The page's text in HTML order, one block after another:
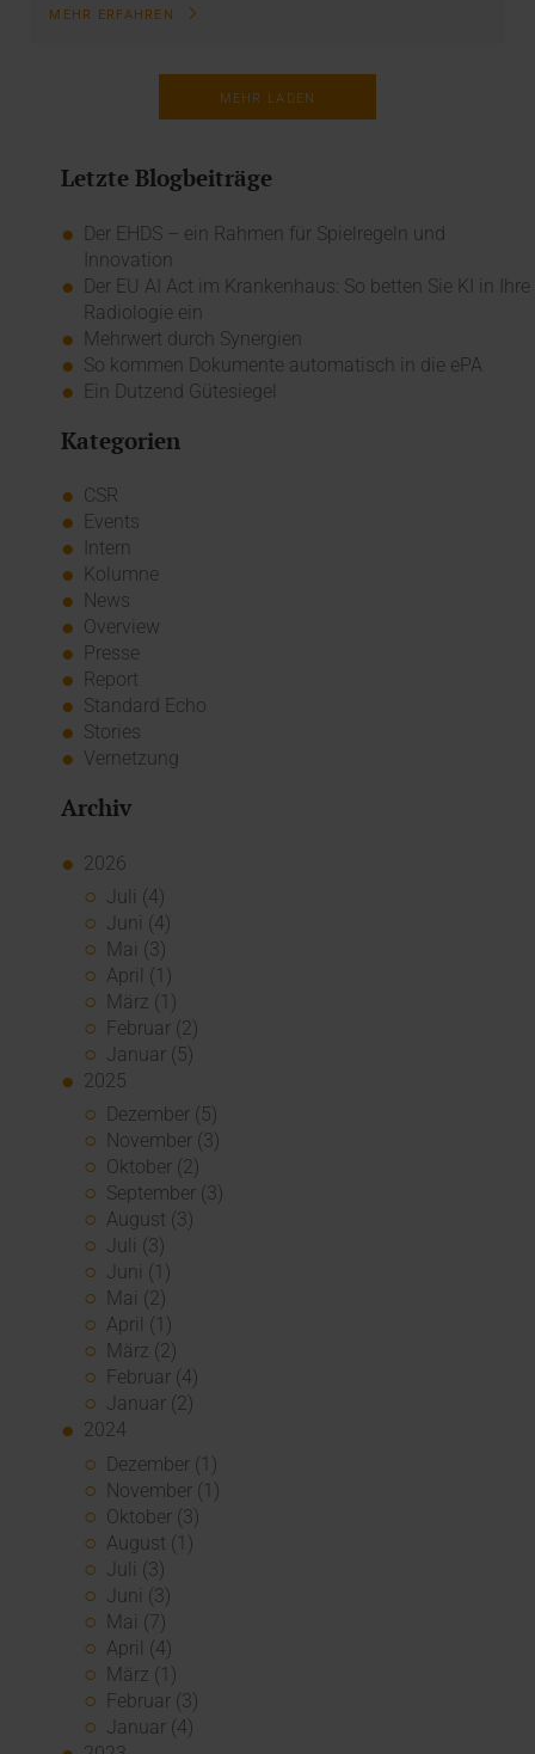
MEHR ERFAHREN
MEHR LADEN
Letzte Blogbeiträge
Der EHDS – ein Rahmen für Spielregeln und
Innovation
Der EU AI Act im Krankenhaus: So betten Sie KI in Ihre
Radiologie ein
Mehrwert durch Synergien
So kommen Dokumente automatisch in die ePA
Ein Dutzend Gütesiegel
Kategorien
CSR
Events
Intern
Kolumne
News
Overview
Presse
Report
Standard Echo
Stories
Vernetzung
Archiv
2026
Juli (4)
Juni (4)
Mai (3)
April (1)
März (1)
Februar (2)
Januar (5)
2025
Dezember (5)
November (3)
Oktober (2)
September (3)
August (3)
Juli (3)
Juni (1)
Mai (2)
April (1)
März (2)
Februar (4)
Januar (2)
2024
Dezember (1)
November (1)
Oktober (3)
August (1)
Juli (3)
Juni (3)
Mai (7)
April (4)
März (1)
Februar (3)
Januar (4)